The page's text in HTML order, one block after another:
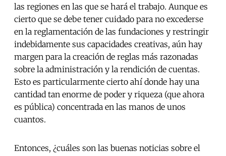
las regiones en las que se hará el trabajo. Aunque es
cierto que se debe tener cuidado para no excederse
en la reglamentación de las fundaciones y restringir
indebidamente sus capacidades creativas, aún hay
margen para la creación de reglas más razonadas
sobre la administración y la rendición de cuentas.
Esto es particularmente cierto ahí donde hay una
cantidad tan enorme de poder y riqueza (que ahora
es pública) concentrada en las manos de unos
cuantos.
Entonces, ¿cuáles son las buenas noticias sobre el